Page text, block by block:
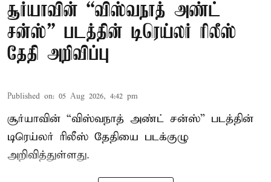
சூர்யாவின் “விஸ்வநாத் அண்ட்
சன்ஸ்” படத்தின் டிரெய்லர் ரிலீஸ்
தேதி அறிவிப்பு
Published on: 05 Aug 2026, 4:42 pm
சூர்யாவின் “விஸ்வநாத் அண்ட் சன்ஸ்” படத்தின்
டிரெய்லர் ரிலீஸ் தேதியை படக்குழு
அறிவித்துள்ளது.